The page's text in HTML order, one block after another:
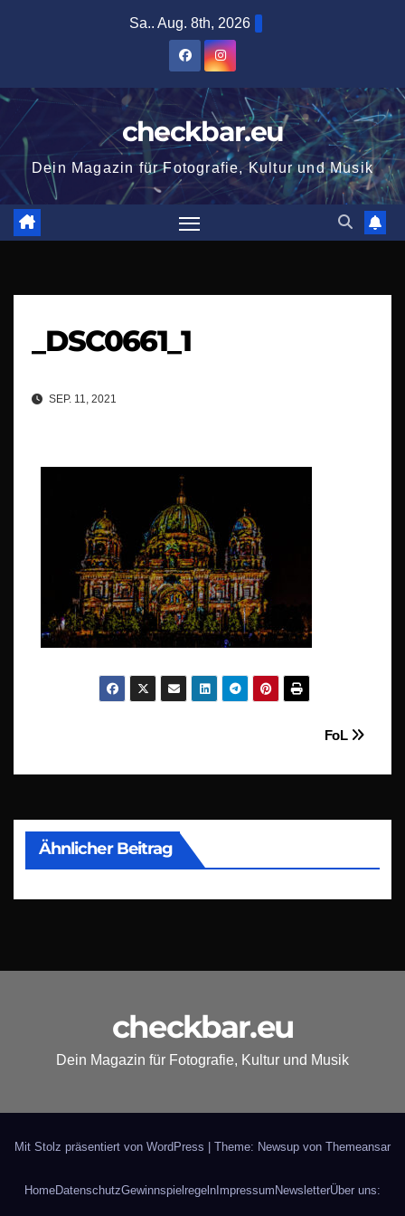
Sa.. Aug. 8th, 2026
checkbar.eu
Dein Magazin für Fotografie, Kultur und Musik
_DSC0661_1
SEP. 11, 2021
FoL
Ähnlicher Beitrag
checkbar.eu
Dein Magazin für Fotografie, Kultur und Musik
Mit Stolz präsentiert von WordPress | Theme: Newsup von Themeansar
HomeDatenschutzGewinnspielregeln Impressum NewsletterÜber uns: